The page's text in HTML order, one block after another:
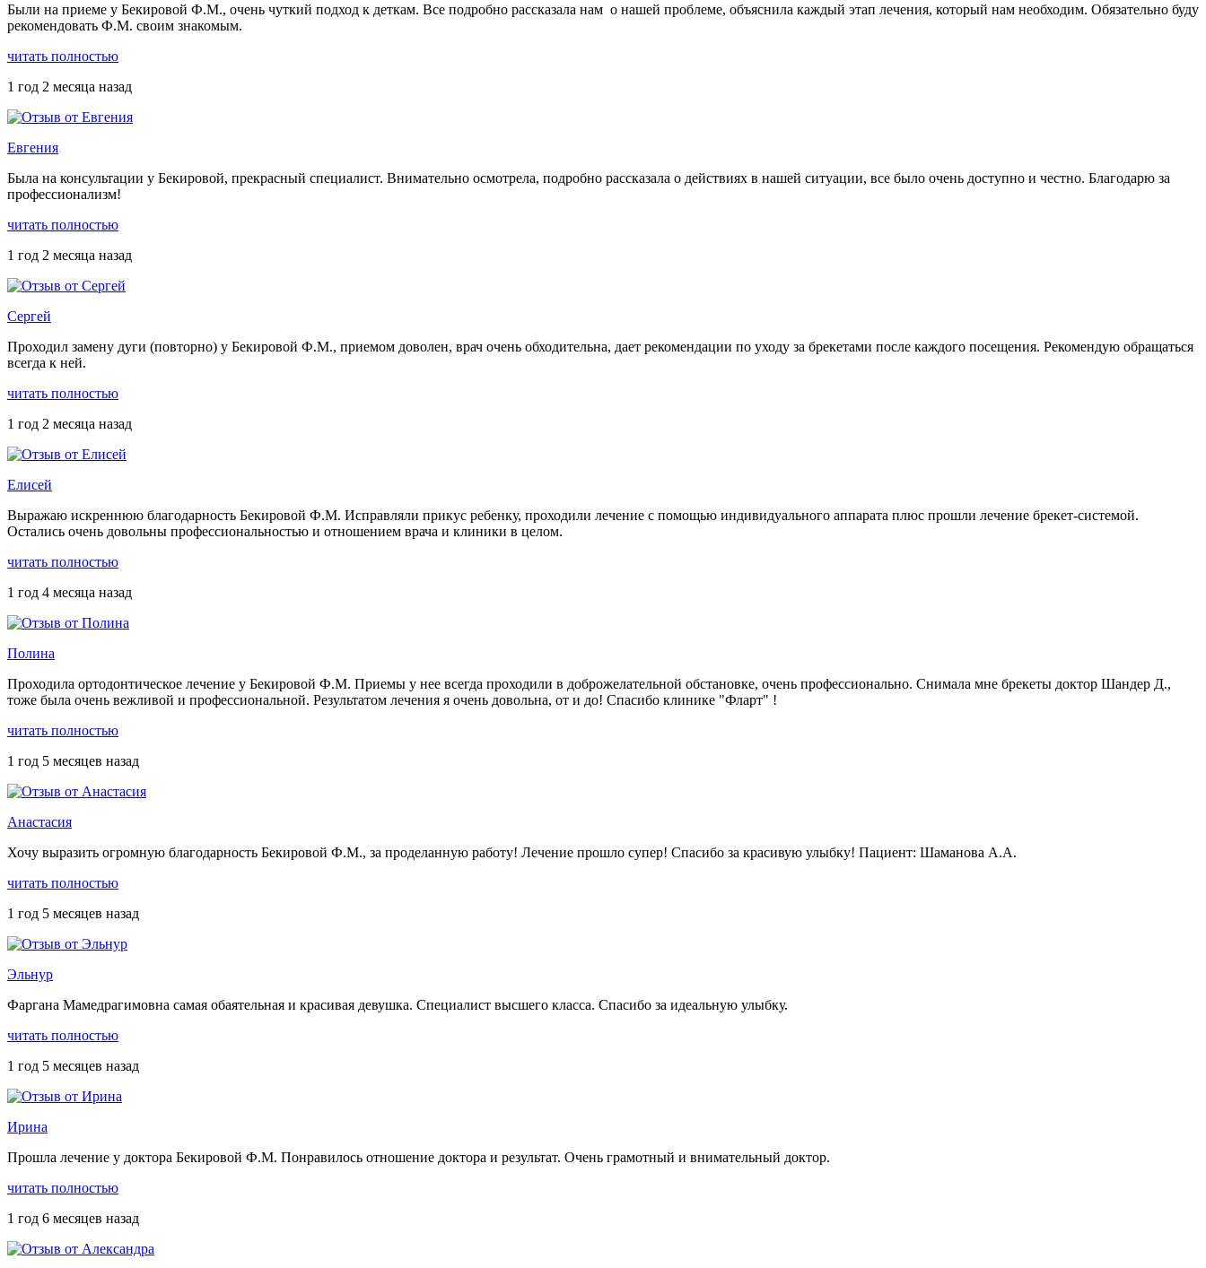
Были на приеме у Бекировой Ф.М., очень чуткий подход к деткам. Все подробно рассказала нам о нашей проблеме, объяснила каждый этап лечения, который нам необходим. Обязательно буду
рекомендовать Ф.М. своим знакомым.
читать полностью
1 год 2 месяца назад
Евгения
Была на консультации у Бекировой, прекрасный специалист. Внимательно осмотрела, подробно рассказала о действиях в нашей ситуации, все было очень доступно и честно. Благодарю за
профессионализм!
читать полностью
1 год 2 месяца назад
Сергей
Проходил замену дуги (повторно) у Бекировой Ф.М., приемом доволен, врач очень обходительна, дает рекомендации по уходу за брекетами после каждого посещения. Рекомендую обращаться
всегда к ней.
читать полностью
1 год 2 месяца назад
Елисей
Выражаю искреннюю благодарность Бекировой Ф.М. Исправляли прикус ребенку, проходили лечение с помощью индивидуального аппарата плюс прошли лечение брекет-системой.
Остались очень довольны профессиональностью и отношением врача и клиники в целом.
читать полностью
1 год 4 месяца назад
Полина
Проходила ортодонтическое лечение у Бекировой Ф.М. Приемы у нее всегда проходили в доброжелательной обстановке, очень профессионально. Снимала мне брекеты доктор Шандер Д.,
тоже была очень вежливой и профессиональной. Результатом лечения я очень довольна, от и до! Спасибо клинике "Фларт" !
читать полностью
1 год 5 месяцев назад
Анастасия
Хочу выразить огромную благодарность Бекировой Ф.М., за проделанную работу! Лечение прошло супер! Спасибо за красивую улыбку! Пациент: Шаманова А.А.
читать полностью
1 год 5 месяцев назад
Эльнур
Фаргана Мамедрагимовна самая обаятельная и красивая девушка. Специалист высшего класса. Спасибо за идеальную улыбку.
читать полностью
1 год 5 месяцев назад
Ирина
Прошла лечение у доктора Бекировой Ф.М. Понравилось отношение доктора и результат. Очень грамотный и внимательный доктор.
читать полностью
1 год 6 месяцев назад